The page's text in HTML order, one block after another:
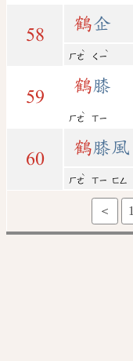
58
鶴企
ㄏㄜ
ˋ
ㄑㄧ
ˋ
59
鶴膝
ㄏㄜ
ˋ
ㄒㄧ
60
鶴膝風
ㄏㄜ
ˋ
ㄒㄧ ㄈㄥ
＜ 1